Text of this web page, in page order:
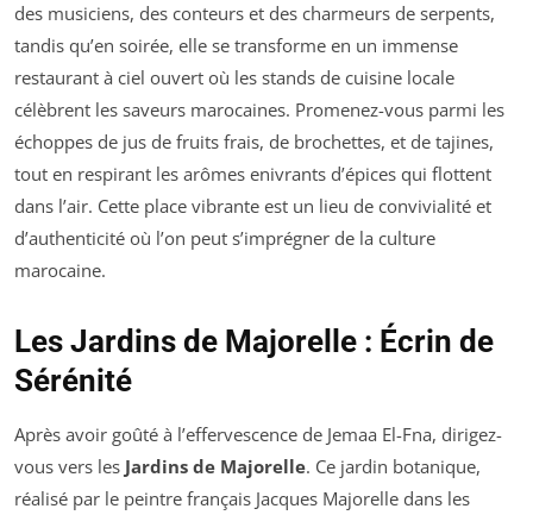
des musiciens, des conteurs et des charmeurs de serpents,
tandis qu’en soirée, elle se transforme en un immense
restaurant à ciel ouvert où les stands de cuisine locale
célèbrent les saveurs marocaines. Promenez-vous parmi les
échoppes de jus de fruits frais, de brochettes, et de tajines,
tout en respirant les arômes enivrants d’épices qui flottent
dans l’air. Cette place vibrante est un lieu de convivialité et
d’authenticité où l’on peut s’imprégner de la culture
marocaine.
Les Jardins de Majorelle : Écrin de
Sérénité
Après avoir goûté à l’effervescence de Jemaa El-Fna, dirigez-
vous vers les Jardins de Majorelle. Ce jardin botanique,
réalisé par le peintre français Jacques Majorelle dans les